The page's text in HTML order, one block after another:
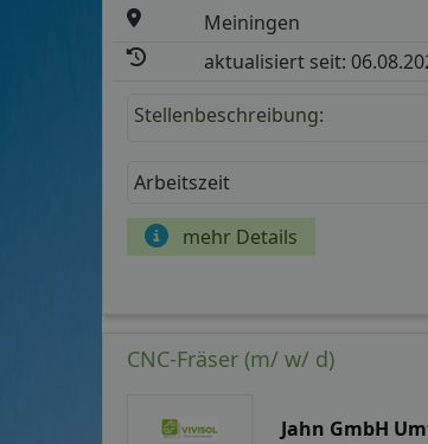
Meiningen
aktualisiert seit:
Stellenbeschreibung:
Arbeitszeit
mehr Details
CNC-Fräser (m/ w/ d)
Jahn GmbH